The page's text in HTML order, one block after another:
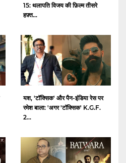
15: थलापति विजय की फ़िल्म तीसरे
हफ़्त...
यश, 'टॉक्सिक' और पैन-इंडिया रेस पर
रमेश बाला: 'अगर 'टॉक्सिक' K.G.F.
2...